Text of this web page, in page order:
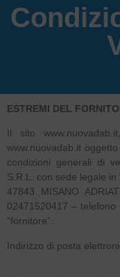
ESTREMI DEL
Il sito
www.nuovadab.it
condizioni generali di
S.R.L. con sede legale in
47843 MISANO
02471520417 –
“fornitore”.
Indirizzo di posta